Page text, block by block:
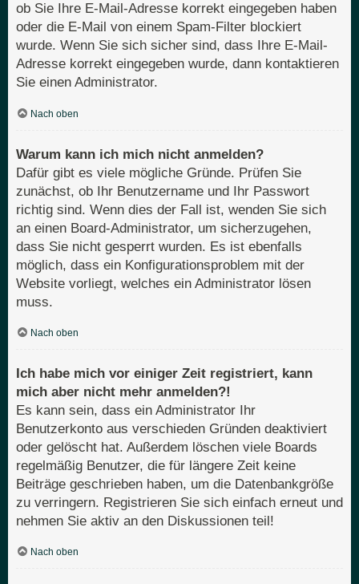
ob Sie Ihre E-Mail-Adresse korrekt eingegeben haben
oder die E-Mail von einem Spam-Filter blockiert
wurde. Wenn Sie sich sicher sind, dass Ihre E-Mail-
Adresse korrekt eingegeben wurde, dann kontaktieren
Sie einen Administrator.
Nach oben
Warum kann ich mich nicht anmelden?
Dafür gibt es viele mögliche Gründe. Prüfen Sie
zunächst, ob Ihr Benutzername und Ihr Passwort
richtig sind. Wenn dies der Fall ist, wenden Sie sich
an einen Board-Administrator, um sicherzugehen,
dass Sie nicht gesperrt wurden. Es ist ebenfalls
möglich, dass ein Konfigurationsproblem mit der
Website vorliegt, welches ein Administrator lösen
muss.
Nach oben
Ich habe mich vor einiger Zeit registriert, kann
mich aber nicht mehr anmelden?!
Es kann sein, dass ein Administrator Ihr
Benutzerkonto aus verschieden Gründen deaktiviert
oder gelöscht hat. Außerdem löschen viele Boards
regelmäßig Benutzer, die für längere Zeit keine
Beiträge geschrieben haben, um die Datenbankgröße
zu verringern. Registrieren Sie sich einfach erneut und
nehmen Sie aktiv an den Diskussionen teil!
Nach oben